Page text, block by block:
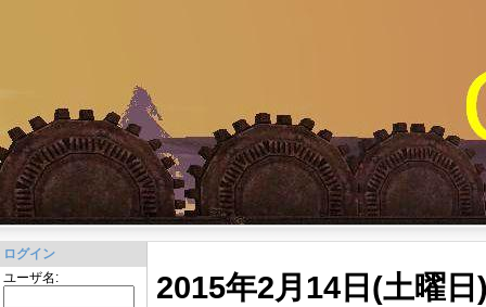
ログイン
ユーザ名:
2015年2月14日(土曜日